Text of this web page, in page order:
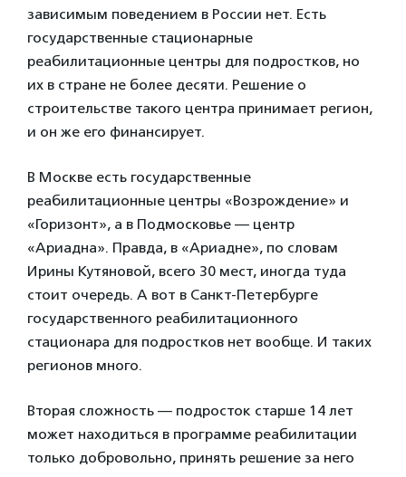
зависимым поведением в России нет. Есть
государственные стационарные
реабилитационные центры для подростков, но
их в стране не более десяти. Решение о
строительстве такого центра принимает регион,
и он же его финансирует.
В Москве есть государственные
реабилитационные центры «Возрождение» и
«Горизонт», а в Подмосковье — центр
«Ариадна». Правда, в «Ариадне», по словам
Ирины Кутяновой, всего 30 мест, иногда туда
стоит очередь. А вот в Санкт-Петербурге
государственного реабилитационного
стационара для подростков нет вообще. И таких
регионов много.
Вторая сложность — подросток старше 14 лет
может находиться в программе реабилитации
только добровольно, принять решение за него